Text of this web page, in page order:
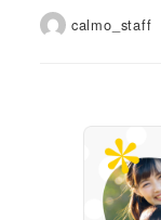
calmo_staff